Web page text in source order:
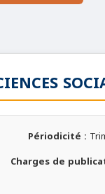
Périodicité :
Charges de